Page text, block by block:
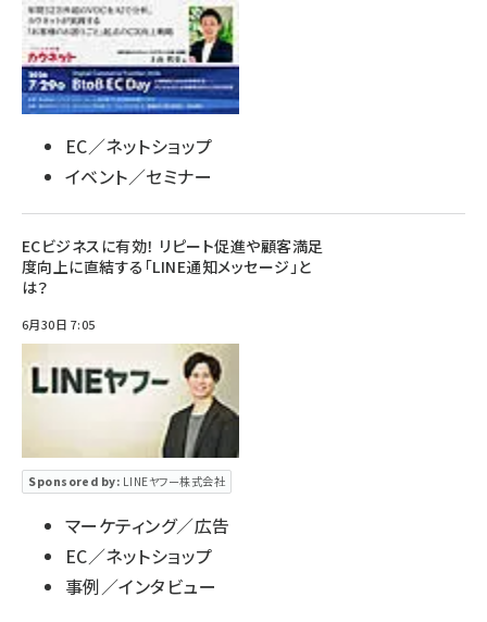
EC／ネットショップ
イベント／セミナー
ECビジネスに有効！ リピート促進や顧客満足
度向上に直結する「LINE通知メッセージ」と
は？
6月30日 7:05
Sponsored by: LINEヤフー株式会社
マーケティング／広告
EC／ネットショップ
事例／インタビュー